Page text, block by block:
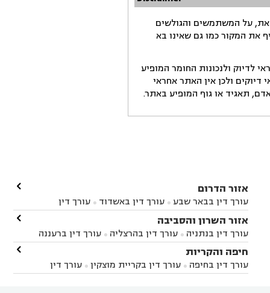
על המשתמשים והגולשים
את המקור כמו גם שאינו בא
לדיוק ולנכונות החומר המופיע
ולכן אין האתר אחראי
תאגיד או גוף המופיע באתר.
אזור הדרום
עורך דין בבאר שבע  עורך דין באשדוד 
עורך דין
באשקלון
עורך דין בבאר טוביה עורך דין בגן יבנה
עורך דין בניר הבנים עורך דין בערד
זיקים
עורך דין בנתיבות עורך דין בקרית מלאכי

אזור השרון והסביבה
עורך דין בנתניה  עורך דין בהרצליה  עורך דין ברעננה
עורך דין בחדרה עורך דין בכפר סבא
עורך דין בהוד
השרון
עורך דין באבן יהודה
עורך דין בחריש  עורך דין בקיסריה  עורך דין בקדימה

חיפה והקריות
עורך דין בחיפה  עורך דין בקריית מוצקין 
עורך דין
בקרית מוצקין
עורך דין בקריית אתא
עורך דין
